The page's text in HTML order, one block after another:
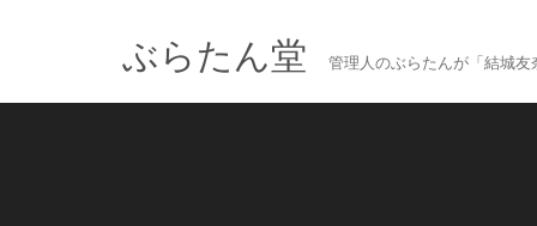
ぶらたん堂 管理人のぶらたんが「結城